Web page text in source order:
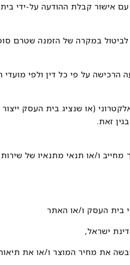
עם אישור קבלת ההודעה על-ידי
או ממועד הבקשה לביטול במקרה של
הרכישה על פי כל דין ולפי
(או שנציג בית העסק
זאת.
ו/או תנאי מתנאיו של
את מחיר המוצר ו/או את